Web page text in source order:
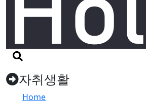
검
색
버
튼자취생활
Home